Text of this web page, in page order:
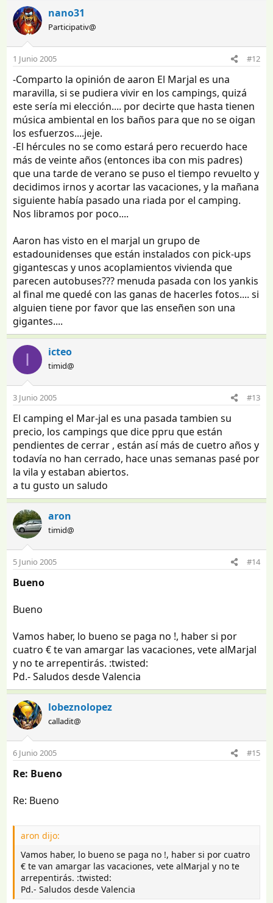
nano31
Participativ@
1 Junio 2005 #12
-Comparto la opinión de aaron El Marjal es una
maravilla, si se pudiera vivir en los campings, quizá
este sería mi elección.... por decirte que hasta tienen
música ambiental en los baños para que no se oigan
los esfuerzos....jeje.
-El hércules no se como estará pero recuerdo hace
más de veinte años (entonces iba con mis padres)
que una tarde de verano se puso el tiempo revuelto y
decidimos irnos y acortar las vacaciones, y la mañana
siguiente había pasado una riada por el camping.
Nos libramos por poco....
Aaron has visto en el marjal un grupo de
estadounidenses que están instalados con pick-ups
gigantescas y unos acoplamientos vivienda que
parecen autobuses??? menuda pasada con los yankis
al final me quedé con las ganas de hacerles fotos.... si
alguien tiene por favor que las enseñen son una
gigantes....
I icteo
timid@
3 Junio 2005 #13
El camping el Mar-jal es una pasada tambien su
precio, los campings que dice ppru que están
pendientes de cerrar , están así más de cuetro años y
todavía no han cerrado, hace unas semanas pasé por
la vila y estaban abiertos.
a tu gusto un saludo
aron
timid@
5 Junio 2005 #14
Bueno
Bueno
Vamos haber, lo bueno se paga no !, haber si por
cuatro € te van amargar las vacaciones, vete alMarjal
y no te arrepentirás. :twisted:
Pd.- Saludos desde Valencia
lobeznolopez
calladit@
6 Junio 2005 #15
Re: Bueno
Re: Bueno
aron dijo:
Vamos haber, lo bueno se paga no !, haber si por cuatro
€ te van amargar las vacaciones, vete alMarjal y no te
arrepentirás. :twisted:
Pd.- Saludos desde Valencia